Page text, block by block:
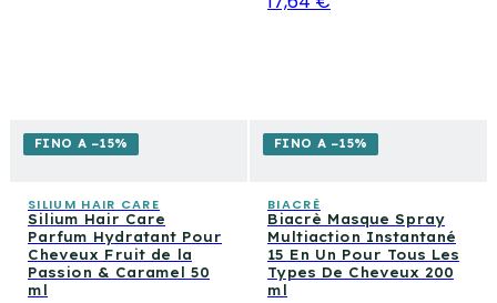
FINO A −15%
SILIUM HAIR CARE
Silium Hair Care
Parfum Hydratant Pour
Cheveux Fruit de la
Passion & Caramel 50
ml
FINO A −15%
BIACRÈ
Biacrè Masque Spray
Multiaction Instantané
15 En Un Pour Tous Les
Types De Cheveux 200
ml